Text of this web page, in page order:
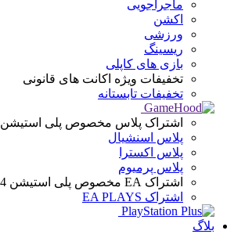
ماجراجویی
اکشن
ورزشی
ریسینگ
بازی های کاپلی
تخفیفات ویژه اکانت های قانونی
تخفیفات تابستانه
اشتراک پلاس مخصوص پلی استیشن 4 و 5
پلاس اسنشیال
پلاس اکسترا
پلاس پرمیوم
اشتراک EA
مخصوص پلی استیشن 4 و 5
اشتراک EA PLAYS
بلاگ